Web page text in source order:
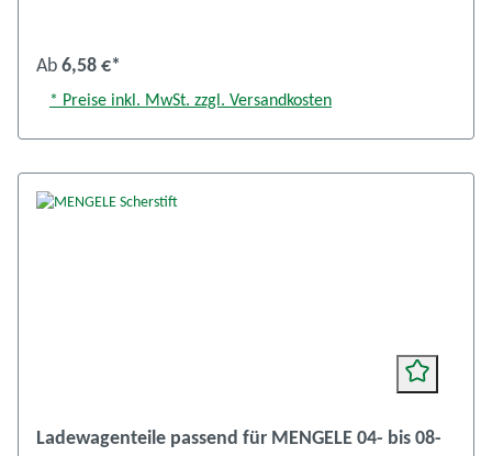
Ab 6,58 €*
* Preise inkl. MwSt. zzgl. Versandkosten
Ladewagenteile passend für MENGELE 04- bis 08-